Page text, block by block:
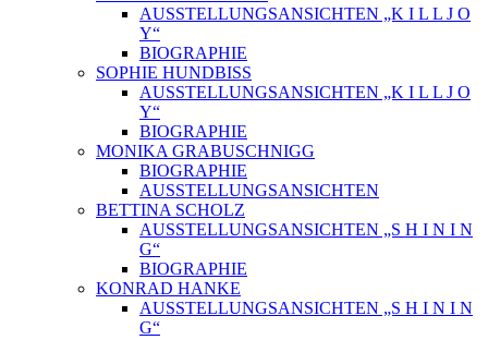
AUSSTELLUNGSANSICHTEN „K I L L J O
Y“
BIOGRAPHIE
SOPHIE HUNDBISS
AUSSTELLUNGSANSICHTEN „K I L L J O
Y“
BIOGRAPHIE
MONIKA GRABUSCHNIGG
BIOGRAPHIE
AUSSTELLUNGSANSICHTEN
BETTINA SCHOLZ
AUSSTELLUNGSANSICHTEN „S H I N I N
G“
BIOGRAPHIE
KONRAD HANKE
AUSSTELLUNGSANSICHTEN „S H I N I N
G“